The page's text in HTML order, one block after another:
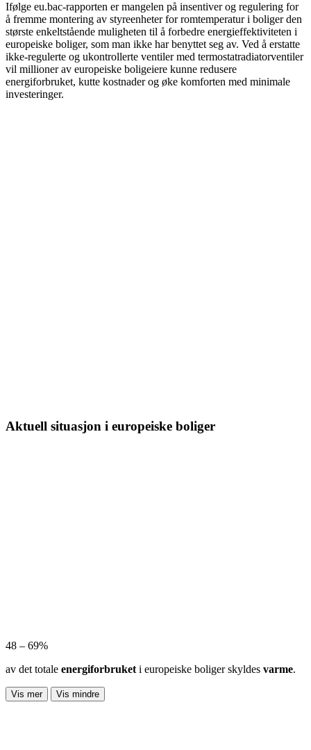
Ifølge eu.bac-rapporten er mangelen på insentiver og regulering for
å fremme montering av styreenheter for romtemperatur i boliger den
største enkeltstående muligheten til å forbedre energieffektiviteten i
europeiske boliger, som man ikke har benyttet seg av. Ved å erstatte
ikke-regulerte og ukontrollerte ventiler med termostatradiatorventiler
vil millioner av europeiske boligeiere kunne redusere
energiforbruket, kutte kostnader og øke komforten med minimale
investeringer.
Aktuell situasjon i europeiske boliger
48 – 69%
av det totale energiforbruket i europeiske boliger skyldes varme.
Vis mer Vis mindre